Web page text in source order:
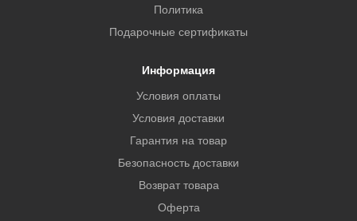
Политика
Подарочные сертификаты
Информация
Условия оплаты
Условия доставки
Гарантия на товар
Безопасность доставки
Возврат товара
Оферта